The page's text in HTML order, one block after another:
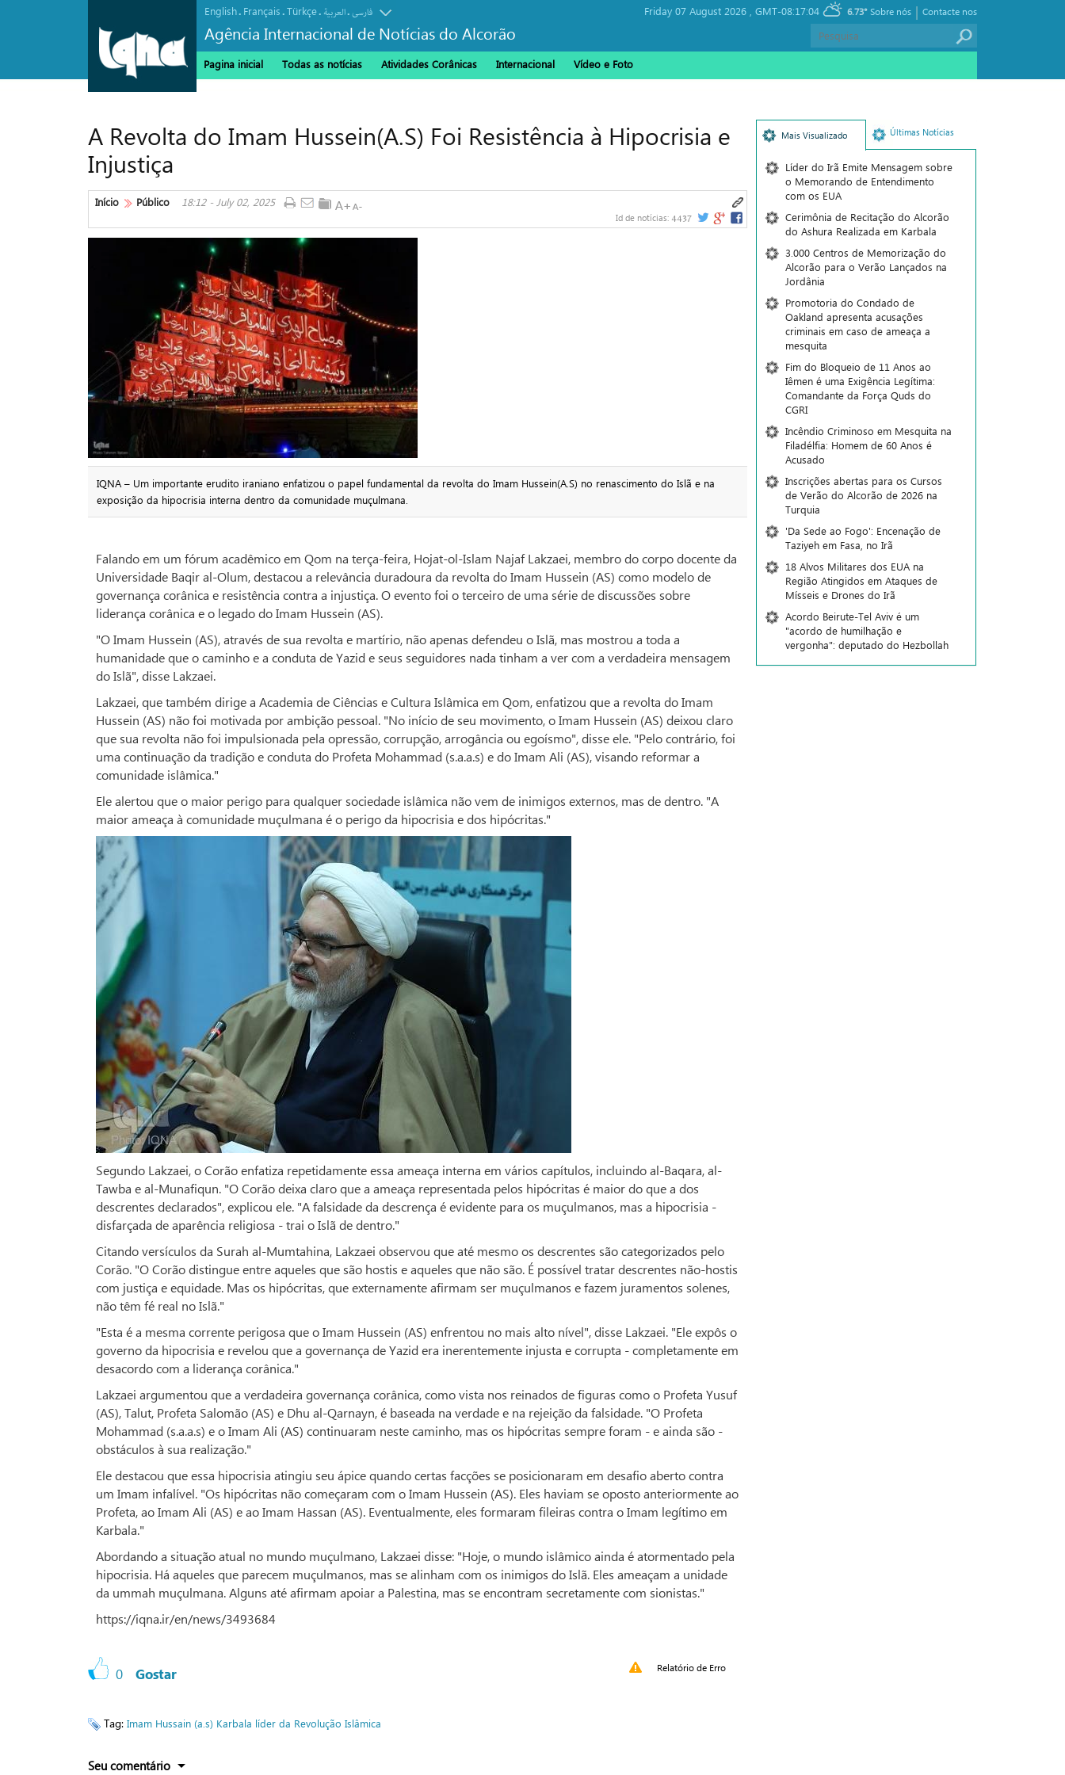
English. Français.Türkçe. العربیة.فارسی
Agência Internacional de Notícias do Alcorão
Friday 07 August 2026 , GMT-08:17:04 6.73° Contacte nos
|
Sobre nós
Pagina inicial Todas as notícias Atividades Corânicas Internacional Vídeo e Foto
A Revolta do Imam Hussein(A.S) Foi Resistência à Hipocrisia e
Injustiça
Início Público 18:12 - July 02, 2025
Id de notícias: 4437
IQNA – Um importante erudito iraniano enfatizou o papel fundamental da revolta do Imam Hussein(A.S) no renascimento do Islã e na
exposição da hipocrisia interna dentro da comunidade muçulmana.
Falando em um fórum acadêmico em Qom na terça-feira, Hojat-ol-Islam Najaf Lakzaei, membro do corpo docente da
Universidade Baqir al-Olum, destacou a relevância duradoura da revolta do Imam Hussein (AS) como modelo de
governança corânica e resistência contra a injustiça. O evento foi o terceiro de uma série de discussões sobre
liderança corânica e o legado do Imam Hussein (AS).
"O Imam Hussein (AS), através de sua revolta e martírio, não apenas defendeu o Islã, mas mostrou a toda a
humanidade que o caminho e a conduta de Yazid e seus seguidores nada tinham a ver com a verdadeira mensagem
do Islã", disse Lakzaei.
Lakzaei, que também dirige a Academia de Ciências e Cultura Islâmica em Qom, enfatizou que a revolta do Imam
Hussein (AS) não foi motivada por ambição pessoal. "No início de seu movimento, o Imam Hussein (AS) deixou claro
que sua revolta não foi impulsionada pela opressão, corrupção, arrogância ou egoísmo", disse ele. "Pelo contrário, foi
uma continuação da tradição e conduta do Profeta Mohammad (s.a.a.s) e do Imam Ali (AS), visando reformar a
comunidade islâmica."
Ele alertou que o maior perigo para qualquer sociedade islâmica não vem de inimigos externos, mas de dentro. "A
maior ameaça à comunidade muçulmana é o perigo da hipocrisia e dos hipócritas."
Segundo Lakzaei, o Corão enfatiza repetidamente essa ameaça interna em vários capítulos, incluindo al-Baqara, al-
Tawba e al-Munafiqun. "O Corão deixa claro que a ameaça representada pelos hipócritas é maior do que a dos
descrentes declarados", explicou ele. "A falsidade da descrença é evidente para os muçulmanos, mas a hipocrisia -
disfarçada de aparência religiosa - trai o Islã de dentro."
Citando versículos da Surah al-Mumtahina, Lakzaei observou que até mesmo os descrentes são categorizados pelo
Corão. "O Corão distingue entre aqueles que são hostis e aqueles que não são. É possível tratar descrentes não-hostis
com justiça e equidade. Mas os hipócritas, que externamente afirmam ser muçulmanos e fazem juramentos solenes,
não têm fé real no Islã."
"Esta é a mesma corrente perigosa que o Imam Hussein (AS) enfrentou no mais alto nível", disse Lakzaei. "Ele expôs o
governo da hipocrisia e revelou que a governança de Yazid era inerentemente injusta e corrupta - completamente em
desacordo com a liderança corânica."
Lakzaei argumentou que a verdadeira governança corânica, como vista nos reinados de figuras como o Profeta Yusuf
(AS), Talut, Profeta Salomão (AS) e Dhu al-Qarnayn, é baseada na verdade e na rejeição da falsidade. "O Profeta
Mohammad (s.a.a.s) e o Imam Ali (AS) continuaram neste caminho, mas os hipócritas sempre foram - e ainda são -
obstáculos à sua realização."
Ele destacou que essa hipocrisia atingiu seu ápice quando certas facções se posicionaram em desafio aberto contra
um Imam infalível. "Os hipócritas não começaram com o Imam Hussein (AS). Eles haviam se oposto anteriormente ao
Profeta, ao Imam Ali (AS) e ao Imam Hassan (AS). Eventualmente, eles formaram fileiras contra o Imam legítimo em
Karbala."
Abordando a situação atual no mundo muçulmano, Lakzaei disse: "Hoje, o mundo islâmico ainda é atormentado pela
hipocrisia. Há aqueles que parecem muçulmanos, mas se alinham com os inimigos do Islã. Eles ameaçam a unidade
da ummah muçulmana. Alguns até afirmam apoiar a Palestina, mas se encontram secretamente com sionistas."
https://iqna.ir/en/news/3493684
0 Gostar Relatório de Erro
Tag: Imam Hussain (a.s) Karbala líder da Revolução Islâmica
Seu comentário
Mais Visualizado Últimas Notícias
Líder do Irã Emite Mensagem sobre
o Memorando de Entendimento
com os EUA
Cerimônia de Recitação do Alcorão
do Ashura Realizada em Karbala
3.000 Centros de Memorização do
Alcorão para o Verão Lançados na
Jordânia
Promotoria do Condado de
Oakland apresenta acusações
criminais em caso de ameaça a
mesquita
Fim do Bloqueio de 11 Anos ao
Iêmen é uma Exigência Legítima:
Comandante da Força Quds do
CGRI
Incêndio Criminoso em Mesquita na
Filadélfia: Homem de 60 Anos é
Acusado
Inscrições abertas para os Cursos
de Verão do Alcorão de 2026 na
Turquia
'Da Sede ao Fogo': Encenação de
Taziyeh em Fasa, no Irã
18 Alvos Militares dos EUA na
Região Atingidos em Ataques de
Mísseis e Drones do Irã
Acordo Beirute-Tel Aviv é um
"acordo de humilhação e
vergonha": deputado do Hezbollah